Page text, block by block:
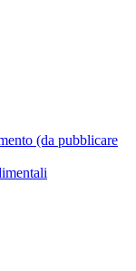
(da pubblicare